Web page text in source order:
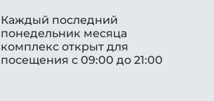
Каждый последний
понедельник месяца
комплекс открыт для
посещения с 09:00 до 21:00